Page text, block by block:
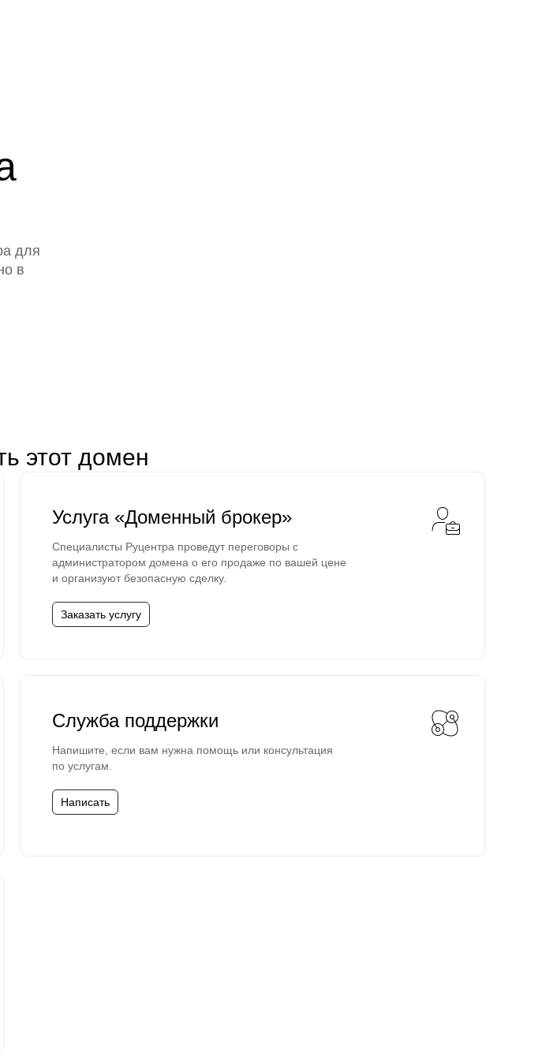
для
в
этот домен
Услуга «Доменный брокер»
Специалисты Руцентра проведут переговоры с
администратором домена о его продаже по вашей цене
и организуют безопасную сделку.
Заказать услугу
Служба поддержки
Напишите, если вам нужна помощь или консультация
по услугам.
Написать